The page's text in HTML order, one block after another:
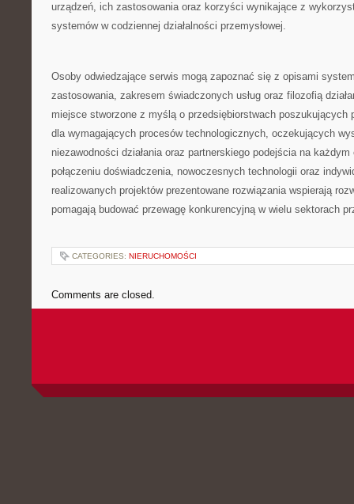
urządzeń, ich zastosowania oraz korzyści wynikające z
systemów w codziennej działalności przemysłowej.
Osoby odwiedzające serwis mogą zapoznać się z opisami
zastosowania, zakresem świadczonych usług oraz filozofią
miejsce stworzone z myślą o przedsiębiorstwach poszukujących
dla wymagających procesów technologicznych, oczekujących
niezawodności działania oraz partnerskiego podejścia na każdym
połączeniu doświadczenia, nowoczesnych technologii oraz
realizowanych projektów prezentowane rozwiązania wspierają
pomagają budować przewagę konkurencyjną w wielu sektorach
CATEGORIES: NIERUCHOMOŚCI
Comments are closed.